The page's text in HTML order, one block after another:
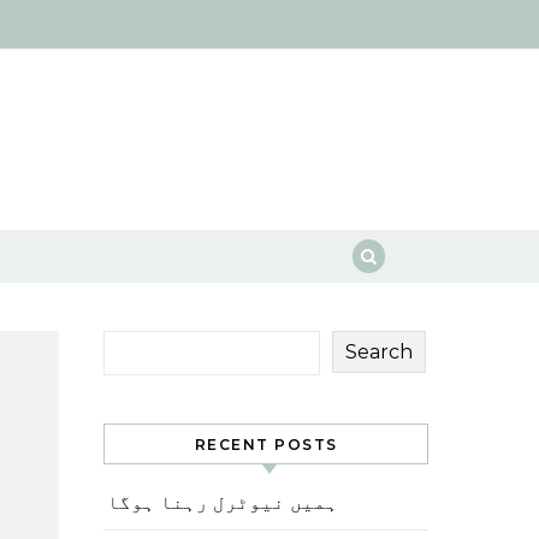
Search
RECENT POSTS
ہمیں نیوٹرل رہنا ہوگا